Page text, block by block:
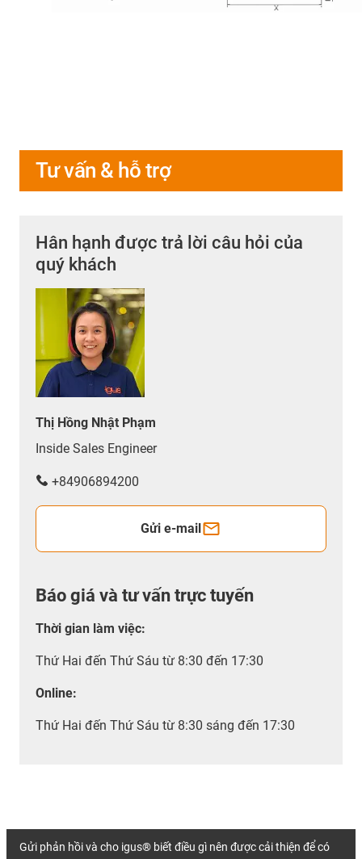
Tư vấn & hỗ trợ
Hân hạnh được trả lời câu hỏi của
quý khách
Thị Hồng Nhật Phạm
Inside Sales Engineer
+84906894200
Gửi e-mail
Báo giá và tư vấn trực tuyến
Thời gian làm việc:
Thứ Hai đến Thứ Sáu từ 8:30 đến 17:30
Online:
Thứ Hai đến Thứ Sáu từ 8:30 sáng đến 17:30
Gửi phản hồi và cho igus® biết điều gì nên được cải thiện để có